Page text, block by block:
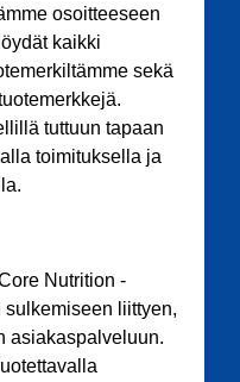
osoitteeseen
kaikki
sekä
tuttuun tapaan
toimituksella ja
Nutrition -
liittyen,
asiakaspalveluun.